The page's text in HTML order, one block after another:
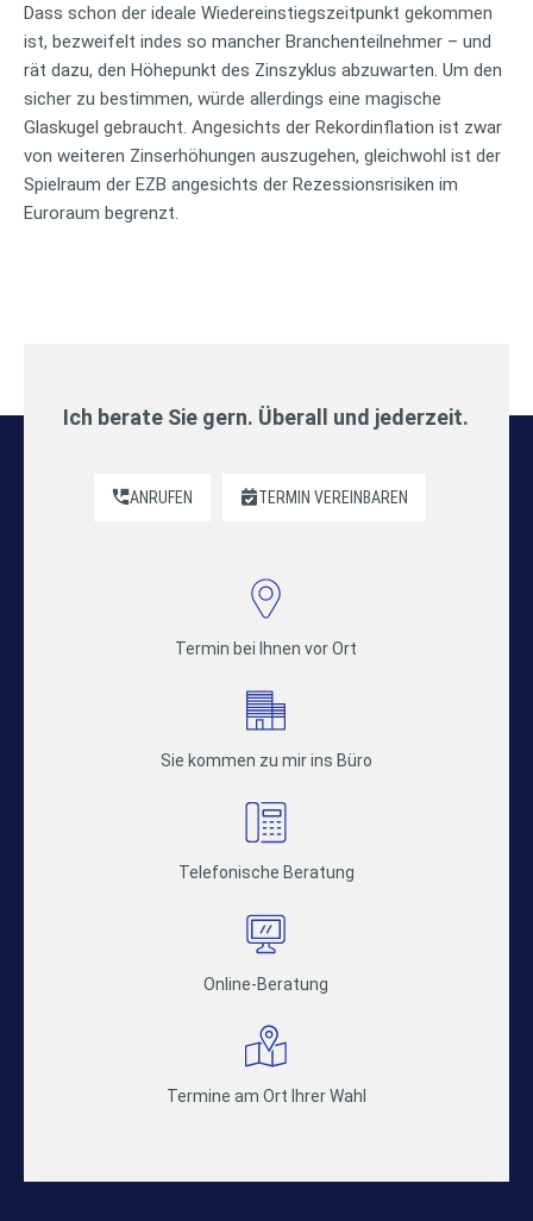
Dass schon der ideale Wiedereinstiegszeitpunkt gekommen
ist, bezweifelt indes so mancher Branchenteilnehmer – und
rät dazu, den Höhepunkt des Zinszyklus abzuwarten. Um den
sicher zu bestimmen, würde allerdings eine magische
Glaskugel gebraucht. Angesichts der Rekordinflation ist zwar
von weiteren Zinserhöhungen auszugehen, gleichwohl ist der
Spielraum der EZB angesichts der Rezessionsrisiken im
Euroraum begrenzt.
Ich berate Sie gern. Überall und jederzeit.
ANRUFEN TERMIN VEREINBAREN
Termin bei Ihnen vor Ort
Sie kommen zu mir ins Büro
Telefonische Beratung
Online-Beratung
Termine am Ort Ihrer Wahl